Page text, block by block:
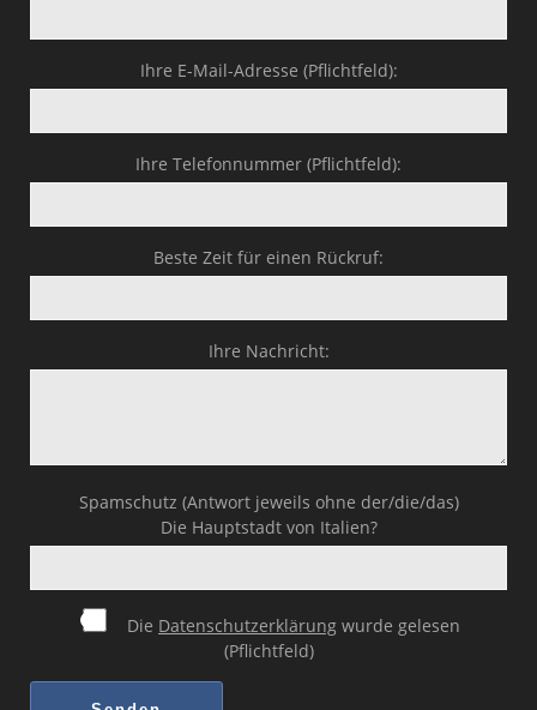
Ihre E-Mail-Adresse (Pflichtfeld):
Ihre Telefonnummer (Pflichtfeld):
Beste Zeit für einen Rückruf:
Ihre Nachricht:
Spamschutz (Antwort jeweils ohne der/die/das)
Die Hauptstadt von Italien?
Die Datenschutzerklärung wurde gelesen
(Pflichtfeld)